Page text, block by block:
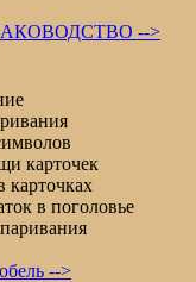
-->
карточек
карточках
в поголовье
-->